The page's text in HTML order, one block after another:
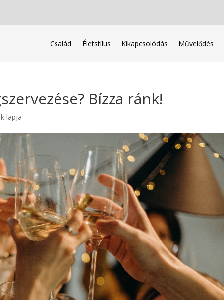
Család Életstílus Kikapcsolódás Művelődés
Bízza ránk!
lapja